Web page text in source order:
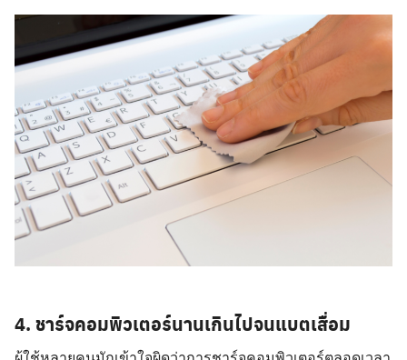
4. ชาร์จคอมพิวเตอร์นานเกินไปจนแบตเสื่อม